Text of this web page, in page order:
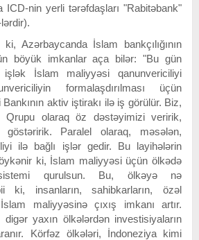
ICD-nin yerli tərəfdaşları "Rabitəbank"
Azərbaycanda İslam bankçılığının
böyük imkanlar aça bilər: "Bu gün
İslam maliyyəsi qanunvericiliyi
formalaşdırılması üçün
aktiv iştirakı ilə iş görülür. Biz,
Qrupu olaraq öz dəstəyimizi veririk,
göstəririk. Paralel olaraq, məsələn,
ilə bağlı işlər gedir. Bu layihələrin
ki, İslam maliyyəsi üçün ölkədə
qurulsun. Bu, ölkəyə nə
ki, insanların, sahibkarların, özəl
maliyyəsinə çıxış imkanı artır.
yaxın ölkələrdən investisiyaların
Körfəz ölkələri, İndoneziya kimi